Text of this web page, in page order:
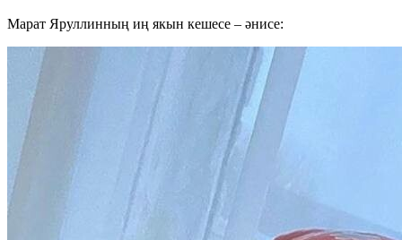
Марат Яруллинның иң якын кешесе – әнисе: